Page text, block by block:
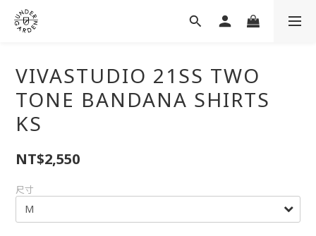
VIVASTUDIO 21SS TWO
TONE BANDANA SHIRTS
KS
NT$2,550
尺寸